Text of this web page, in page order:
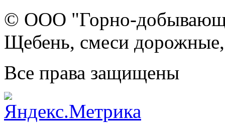
© ООО "Горно-
Щебень, смеси
Все права защищены